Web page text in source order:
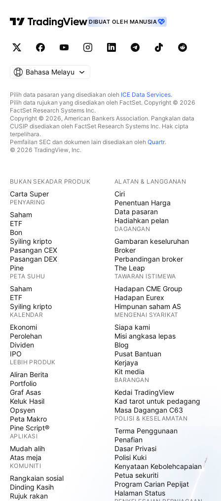
DIBUAT OLEH MANUSIA
Bahasa Melayu
Pilih data pasaran yang disediakan oleh ICE Data Services.
Pilih data rujukan yang disediakan oleh FactSet. Copyright © 2026
FactSet Research Systems Inc.
Copyright © 2026, American Bankers Association. Pangkalan data
CUSIP disediakan oleh FactSet Research Systems Inc. Hak cipta
terpelihara.
Pemfailan SEC dan dokumen lain disediakan oleh Quartr.
© 2026 TradingView, Inc.
BUKAN SEKADAR PRODUK
Carta Super
PENYARING
Saham
ETF
Bon
Syiling kripto
Pasangan CEX
Pasangan DEX
Pine
PETA SUHU
Saham
ETF
Syiling kripto
KALENDAR
Ekonomi
Perolehan
Dividen
IPO
LEBIH PRODUK
Aliran Berita
Portfolio
Graf Asas
Keluk Hasil
Opsyen
Peta Makro
Pine Script®
APLIKASI
Mudah alih
Atas meja
KOMUNITI
Rangkaian sosial
Dinding Kasih
Rujuk rakan
ALATAN & LANGGANAN
Ciri
Penentuan Harga
Data pasaran
Hadiahkan pelan
DAGANGAN
Gambaran keseluruhan
Broker
Perbandingan broker
The Leap
TAWARAN ISTIMEWA
Hadapan CME Group
Hadapan Eurex
Himpunan saham AS
MENGENAI SYARIKAT
Siapa kami
Misi angkasa lepas
Blog
Pusat Bantuan
Kerjaya
Kit media
BARANGAN
Kedai TradingView
Kad tarot untuk pedagang
Masa Dagangan C63
POLISI & KESELAMATAN
Terma Penggunaan
Penafian
Dasar Privasi
Polisi Kuki
Kenyataan Kebolehcapaian
Petua sekuriti
Program Carian Pepijat
Halaman Status